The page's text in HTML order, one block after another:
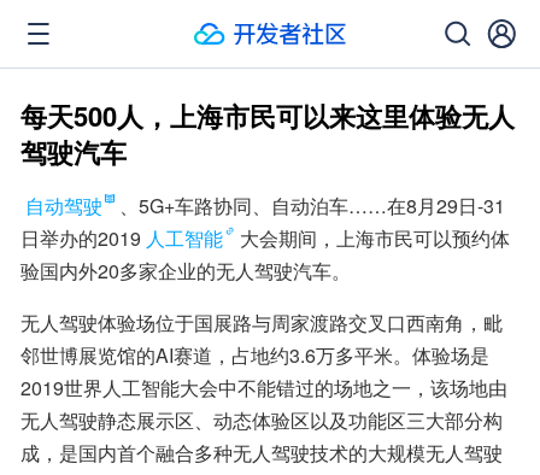
每天500人，上海市民可以来这里体验无人
驾驶汽车
自动驾驶
、5G+车路协同、自动泊车……在8月29日-31
日举办的2019 人工智能
大会期间，上海市民可以预约体
验国内外20多家企业的无人驾驶汽车。
无人驾驶体验场位于国展路与周家渡路交叉口西南角，毗
邻世博展览馆的AI赛道，占地约3.6万多平米。体验场是
2019世界人工智能大会中不能错过的场地之一，该场地由
无人驾驶静态展示区、动态体验区以及功能区三大部分构
成，是国内首个融合多种无人驾驶技术的大规模无人驾驶